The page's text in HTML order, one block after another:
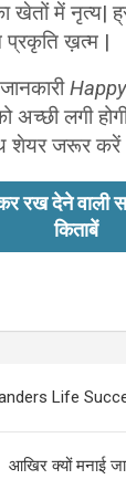
खेतों में नृत्य|
प्रकृति ख़त्म |
अच्छी लगी
शेयर जरूर करें
रख देने वाली
किताबें
Life
आखिर क्यों मनाई